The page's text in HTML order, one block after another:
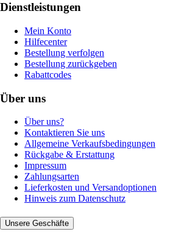
Dienstleistungen
Mein Konto
Hilfecenter
Bestellung verfolgen
Bestellung zurückgeben
Rabattcodes
Über uns
Über uns?
Kontaktieren Sie uns
Allgemeine Verkaufsbedingungen
Rückgabe & Erstattung
Impressum
Zahlungsarten
Lieferkosten und Versandoptionen
Hinweis zum Datenschutz
Unsere Geschäfte